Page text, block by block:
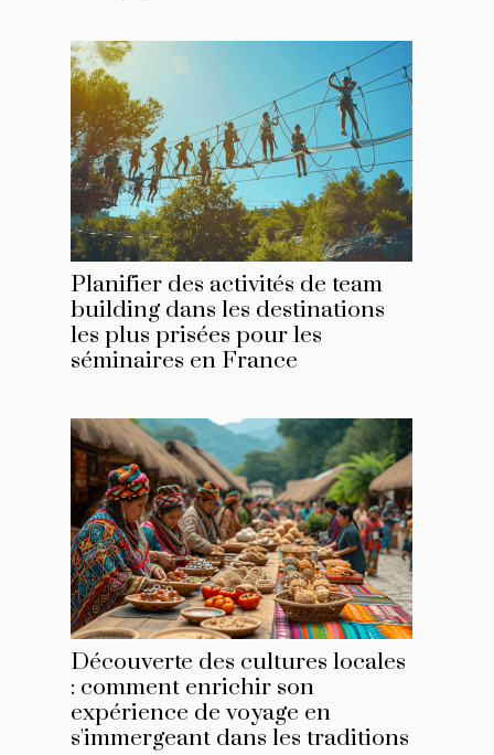
Planifier des activités de team
building dans les destinations
les plus prisées pour les
séminaires en France
Découverte des cultures locales
: comment enrichir son
expérience de voyage en
s'immergeant dans les traditions